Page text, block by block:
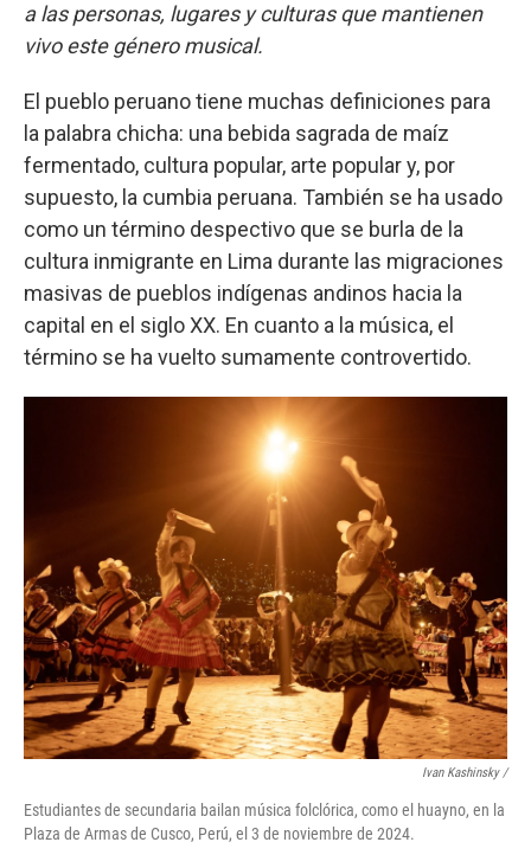
a las personas, lugares y culturas que mantienen
vivo este género musical.
El pueblo peruano tiene muchas definiciones para
la palabra chicha: una bebida sagrada de maíz
fermentado, cultura popular, arte popular y, por
supuesto, la cumbia peruana. También se ha usado
como un término despectivo que se burla de la
cultura inmigrante en Lima durante las migraciones
masivas de pueblos indígenas andinos hacia la
capital en el siglo XX. En cuanto a la música, el
término se ha vuelto sumamente controvertido.
Ivan Kashinsky/
Estudiantes de secundaria bailan música folclórica, como el huayno, en la
Plaza de Armas de Cusco, Perú, el 3 de noviembre de 2024.